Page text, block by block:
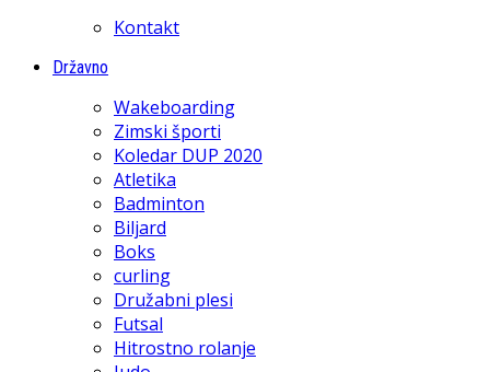
Kontakt
Državno
Wakeboarding
Zimski športi
Koledar DUP 2020
Atletika
Badminton
Biljard
Boks
curling
Družabni plesi
Futsal
Hitrostno rolanje